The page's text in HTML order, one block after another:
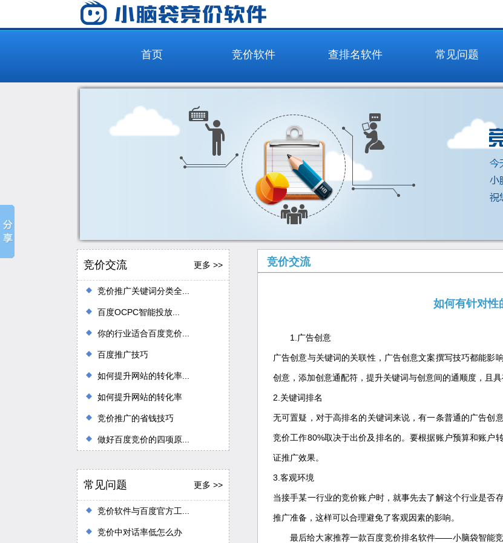
首页 竞价软件 查排名软件 常见问题
竞价交流 更多 >>
竞价推广关键词分类全...
百度OCPC智能投放...
你的行业适合百度竞价...
百度推广技巧
如何提升网站的转化率...
如何提升网站的转化率
竞价推广的省钱技巧
做好百度竞价的四项原...
常见问题 更多 >>
竞价软件与百度官方工...
竞价中对话率低怎么办
竞价交流
如何有针对性
1.广告创意
广告创意与关键词的关联性，广告创意文案撰写技巧都能影
创意，添加创意通配符，提升关键词与创意间的通顺度，且
2.关键词排名
无可置疑，对于高排名的关键词来说，有一条普通的广告创
竞价工作80%取决于出价及排名的。要根据账户预算和账户
证推广效果。
3.客观环境
当接手某一行业的竞价账户时，就事先去了解这个行业是否
推广准备，这样可以合理避免了客观因素的影响。
最后给大家推荐一款百度竞价排名软件——小脑袋智能